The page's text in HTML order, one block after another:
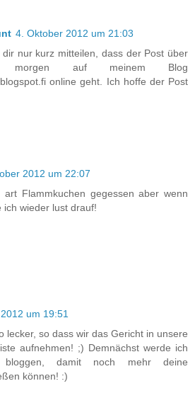
4. Oktober 2012 um 21:03
nur kurz mitteilen, dass der Post über
morgen auf meinem Blog
online geht. Ich hoffe der Post
2012 um 22:07
art Flammkuchen gegessen aber wenn
ich wieder lust drauf!
um 19:51
lecker, so dass wir das Gericht in unsere
aufnehmen! ;) Demnächst werde ich
bloggen, damit noch mehr deine
können! :)